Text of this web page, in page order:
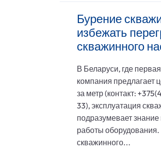
Бурение
избежать
скважинного
В Беларуси, где
компания предлагает
за метр (контакт:
33), эксплуатация
подразумевает
работы
скважинного...